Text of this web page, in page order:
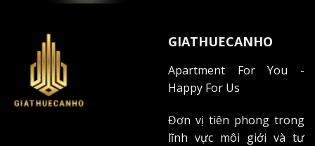
quốc tế
"Một trong những trải nghiệm đáng nhớ của tôi là việc
hỗ trợ một gia đình chuyên gia người Nhật thuê căn hộ
tại đây. Họ đặc biệt ấn tượng với không khí an ninh và
thân thiện của cộng đồng cư dân," Trương Tài Năng
GIATHUECANHO
Apartment For You -
Happy For Us
Đơn vị tiên phong trong
lĩnh vực môi giới và tư